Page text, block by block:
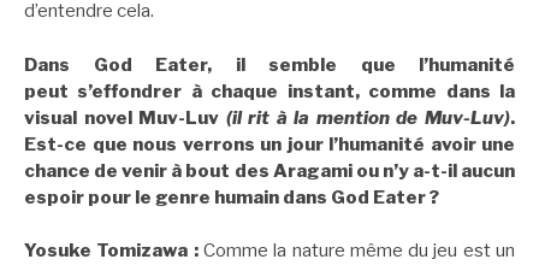
d’entendre cela.
Dans God Eater, il semble que l’humanité
peut s’effondrer à chaque instant, comme dans la
visual novel Muv-Luv (il rit à la mention de Muv-Luv).
Est-ce que nous verrons un jour l’humanité avoir une
chance de venir à bout des Aragami ou n’y a-t-il aucun
espoir pour le genre humain dans God Eater ?
Yosuke Tomizawa : Comme la nature même du jeu est un